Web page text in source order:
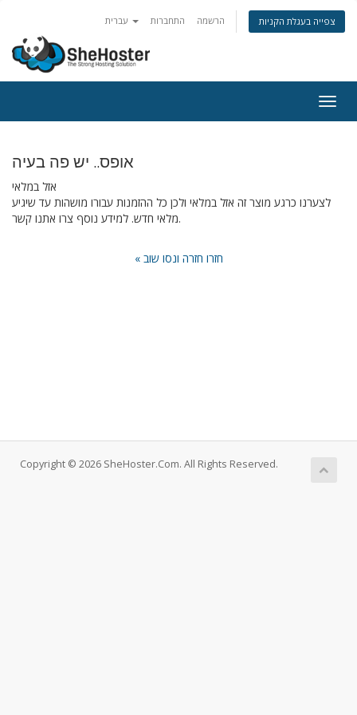
התחברות הרשמה צפייה בעגלת הקניות
אופס.. יש פה בעיה
אזל במלאי
לצערנו כרגע מוצר זה אזל במלאי ולכן כל ההזמנות עבורו מושהות עד שיגיע
מלאי חדש. למידע נוסף צרו אתנו קשר.
« חזרו חזרה ונסו שוב
Copyright © 2026 SheHoster.Com. All Rights Reserved.